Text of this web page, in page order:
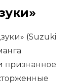
(Suzuki
признанное